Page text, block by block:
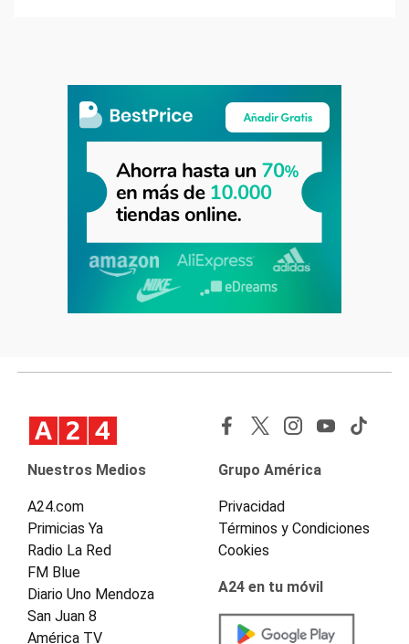
Nuestros Medios
A24.com
Primicias Ya
Radio La Red
FM Blue
Diario Uno Mendoza
San Juan 8
América TV
Grupo América
Privacidad
Términos y Condiciones
Cookies
A24 en tu móvil